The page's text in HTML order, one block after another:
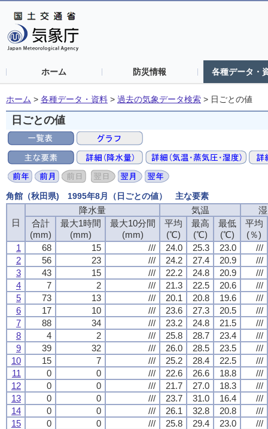
ホーム 防災情報 各種データ・
ホーム > 各種データ・資料 > 過去の気象データ検索 > 日ごとの値
日ごとの値
角館（秋田県) 1995年8月（日ごとの値） 主な要素
日
降水量 気温
合計
(mm)
最大1時間
(mm)
最大10分間
(mm)
平均
(℃)
最高
(℃)
最低
(℃)
平均
(％)
1
68 15 /// 24.0 25.3 23.0
///
2
56 23 /// 24.2 27.4 20.9
///
3
43 15 /// 22.2 24.8 20.9
///
4
7 2 /// 21.3 22.5 20.6
///
5
73 13 /// 20.1 20.8 19.6
///
6
17 10 /// 23.6 27.3 20.5
///
7
88 34 /// 23.2 24.8 21.5
///
8
4 2 /// 25.8 28.7 23.4
///
9
39 32 /// 26.0 28.5 23.5
///
10
15 7 /// 25.2 28.4 22.5
///
11
0 0 /// 22.6 26.6 18.8
///
12
0 0 /// 21.7 27.0 18.3
///
13
0 0 /// 23.7 31.0 16.4
///
14
0 0 /// 26.1 32.8 20.8
///
15
0 0 /// 25.8 29.4 23.0
///
日
降水量 気温
合計
(mm)
最大1時間
(mm)
最大10分間
(mm)
平均
(℃)
最高
(℃)
最低
(℃)
平均
(％)
1
68 15 /// 24.0 25.3 23.0
///
2
56 23 /// 24.2 27.4 20.9
///
3
43 15 /// 22.2 24.8 20.9
///
4
7 2 /// 21.3 22.5 20.6
///
5
73 13 /// 20.1 20.8 19.6
///
6
17 10 /// 23.6 27.3 20.5
///
7
88 34 /// 23.2 24.8 21.5
///
8
4 2 /// 25.8 28.7 23.4
///
9
39 32 /// 26.0 28.5 23.5
///
10
15 7 /// 25.2 28.4 22.5
///
11
0 0 /// 22.6 26.6 18.8
///
12
0 0 /// 21.7 27.0 18.3
///
13
0 0 /// 23.7 31.0 16.4
///
14
0 0 /// 26.1 32.8 20.8
///
15
0 0 /// 25.8 29.4 23.0
///
日
降水量 気温
合計
(mm)
最大1時間
(mm)
最大10分間
(mm)
平均
(℃)
最高
(℃)
最低
(℃)
平均
(％)
1
68 15 /// 24.0 25.3 23.0
///
2
56 23 /// 24.2 27.4 20.9
///
3
43 15 /// 22.2 24.8 20.9
///
4
7 2 /// 21.3 22.5 20.6
///
5
73 13 /// 20.1 20.8 19.6
///
6
17 10 /// 23.6 27.3 20.5
///
7
88 34 /// 23.2 24.8 21.5
///
8
4 2 /// 25.8 28.7 23.4
///
9
39 32 /// 26.0 28.5 23.5
///
10
15 7 /// 25.2 28.4 22.5
///
11
0 0 /// 22.6 26.6 18.8
///
12
0 0 /// 21.7 27.0 18.3
///
13
0 0 /// 23.7 31.0 16.4
///
14
0 0 /// 26.1 32.8 20.8
///
15
0 0 /// 25.8 29.4 23.0
///
日
降水量 気温
合計
(mm)
最大1時間
(mm)
最大10分間
(mm)
平均
(℃)
最高
(℃)
最低
(℃)
平均
(％)
1
68 15 /// 24.0 25.3 23.0
///
2
56 23 /// 24.2 27.4 20.9
///
3
43 15 /// 22.2 24.8 20.9
///
4
7 2 /// 21.3 22.5 20.6
///
5
73 13 /// 20.1 20.8 19.6
///
6
17 10 /// 23.6 27.3 20.5
///
7
88 34 /// 23.2 24.8 21.5
///
8
4 2 /// 25.8 28.7 23.4
///
9
39 32 /// 26.0 28.5 23.5
///
10
15 7 /// 25.2 28.4 22.5
///
11
0 0 /// 22.6 26.6 18.8
///
12
0 0 /// 21.7 27.0 18.3
///
13
0 0 /// 23.7 31.0 16.4
///
14
0 0 /// 26.1 32.8 20.8
///
15
0 0 /// 25.8 29.4 23.0
///